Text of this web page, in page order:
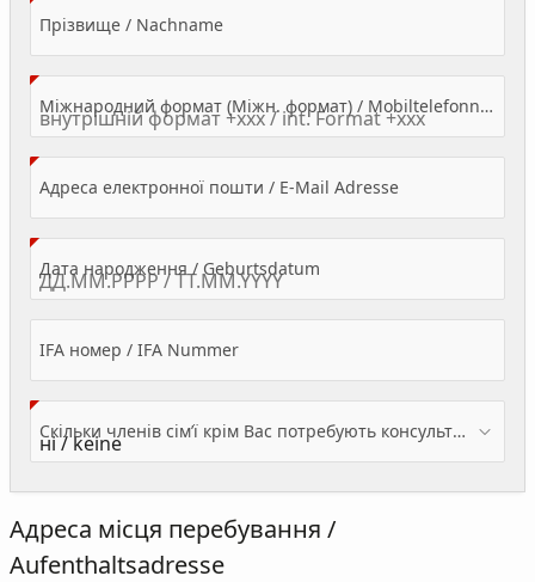
Прізвище / Nachname(Value Required)
Міжнародний формат (Міжн. формат) / Mobiltelefonnummer
Адреса електронної пошти / E-Mail Adresse(Value Required)
Дата народження / Geburtsdatum
IFA номер / IFA Nummer
Скільки членів сім’ї крім Вас потребують консультації? / Wieviele Familienmitglieder brauchen Beratung - zusätzlich zu Ihnen?
Адреса місця перебування /
Aufenthaltsadresse